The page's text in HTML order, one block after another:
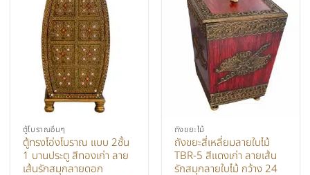
ตู้โบราณอื่นๆ
ตู้ทรงโอ่งโบราณ แบบ 2ชั้น
1 บานประตู สีทองเก่า ลาย
เส้นรักสมุกลายดอก
ถังขยะไม้
ถังขยะสี่เหลี่ยมลายใบไม้
TBR-5 สีแดงเก่า ลายเส้น
รักสมุกลายใบไม้ กว้าง 24